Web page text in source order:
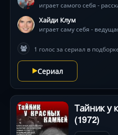
играет самого себя -
Хайди Клум
играет саму себя -
1 голос за сериал в
Сериал
Тайник у
(1972)